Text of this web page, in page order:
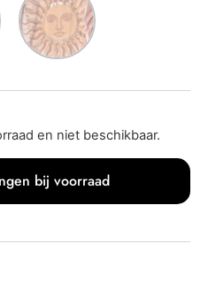
en niet beschikbaar.
bij voorraad